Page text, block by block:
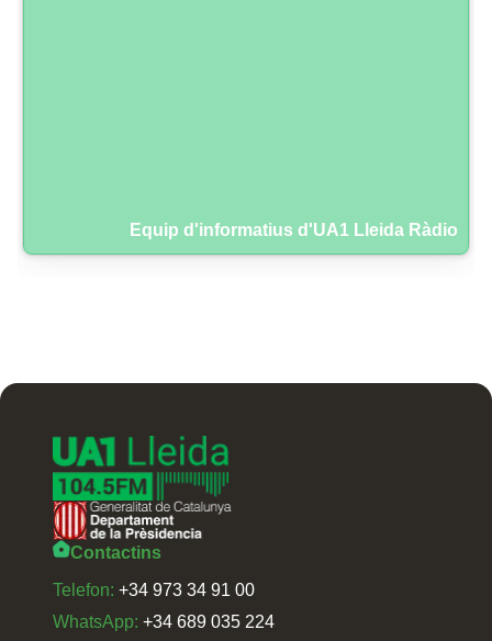
Equip d'informatius d'UA1 Lleida Ràdio
Contactins
Telefon: +34 973 34 91 00
WhatsApp: +34 689 035 224